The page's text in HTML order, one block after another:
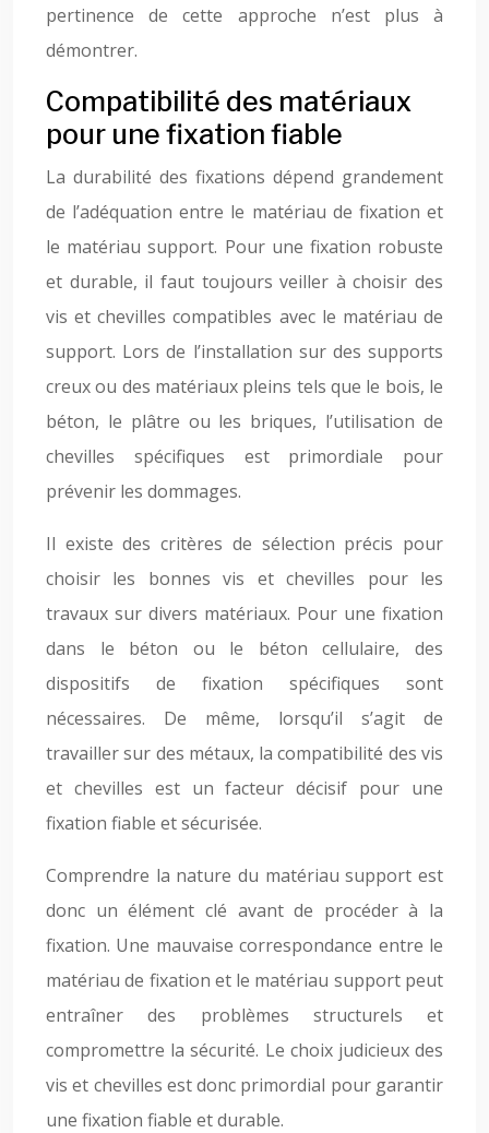
pertinence de cette approche n’est plus à
démontrer.
Compatibilité des matériaux
pour une fixation fiable
La durabilité des fixations dépend grandement
de l’adéquation entre le matériau de fixation et
le matériau support. Pour une fixation robuste
et durable, il faut toujours veiller à choisir des
vis et chevilles compatibles avec le matériau de
support. Lors de l’installation sur des supports
creux ou des matériaux pleins tels que le bois, le
béton, le plâtre ou les briques, l’utilisation de
chevilles spécifiques est primordiale pour
prévenir les dommages.
Il existe des critères de sélection précis pour
choisir les bonnes vis et chevilles pour les
travaux sur divers matériaux. Pour une fixation
dans le béton ou le béton cellulaire, des
dispositifs de fixation spécifiques sont
nécessaires. De même, lorsqu’il s’agit de
travailler sur des métaux, la compatibilité des vis
et chevilles est un facteur décisif pour une
fixation fiable et sécurisée.
Comprendre la nature du matériau support est
donc un élément clé avant de procéder à la
fixation. Une mauvaise correspondance entre le
matériau de fixation et le matériau support peut
entraîner des problèmes structurels et
compromettre la sécurité. Le choix judicieux des
vis et chevilles est donc primordial pour garantir
une fixation fiable et durable.